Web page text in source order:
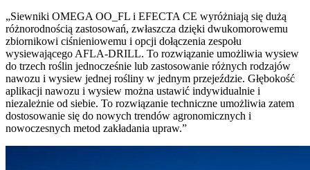
„Siewniki OMEGA OO_FL i EFECTA CE wyróżniają się dużą
różnorodnością zastosowań, zwłaszcza dzięki dwukomorowemu
zbiornikowi ciśnieniowemu i opcji dołączenia zespołu
wysiewającego AFLA-DRILL. To rozwiązanie umożliwia wysiew
do trzech roślin jednocześnie lub zastosowanie różnych rodzajów
nawozu i wysiew jednej rośliny w jednym przejeździe. Głębokość
aplikacji nawozu i wysiew można ustawić indywidualnie i
niezależnie od siebie. To rozwiązanie techniczne umożliwia zatem
dostosowanie się do nowych trendów agronomicznych i
nowoczesnych metod zakładania upraw.”